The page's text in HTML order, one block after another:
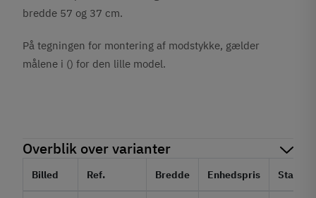
bredde 57 og 37 cm.
På tegningen for montering af modstykke, gælder
målene i () for den lille model.
Overblik over varianter
Billed Ref. Bredde Enhedspris Status